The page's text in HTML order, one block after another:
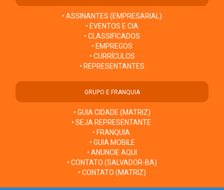
• ASSINANTES (EMPRESARIAL)
• EVENTOS E CIA
• CLASSIFICADOS
• EMPREGOS
• CURRÍCULOS
• REPRESENTANTES
GRUPO E FRANQUIA
• GUIA CIDADE (MATRIZ)
• SEJA REPRESENTANTE
• FRANQUIA
• GUIA MOBILE
• ANUNCIE AQUI
• CONTATO (SALVADOR-BA)
• CONTATO (MATRIZ)